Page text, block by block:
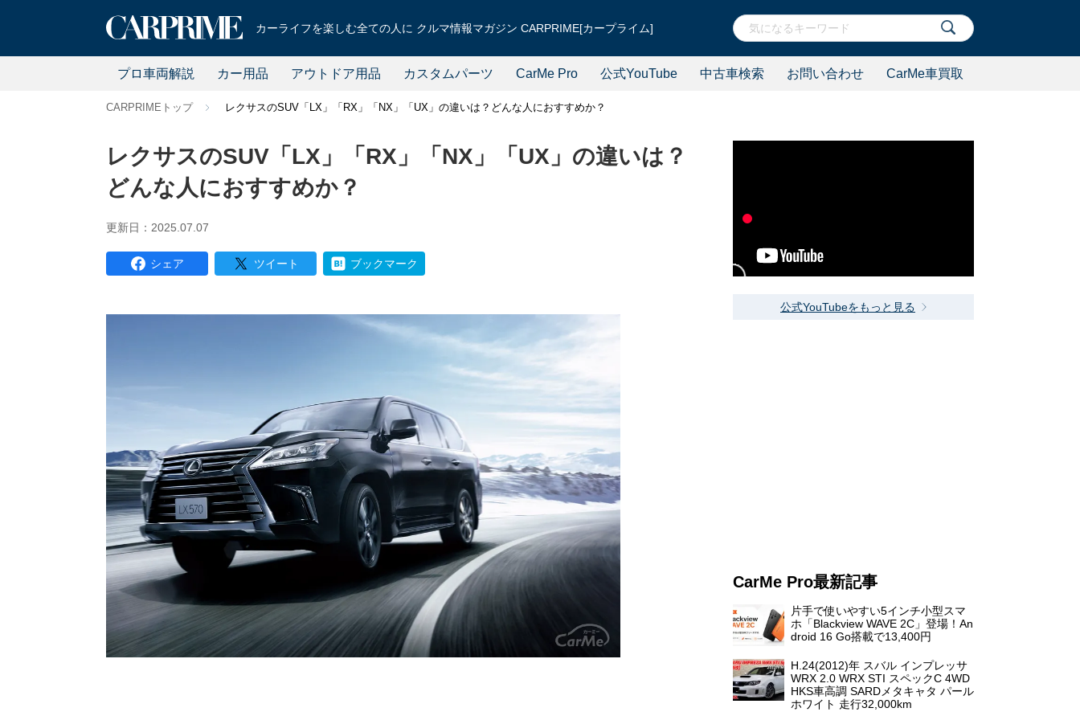
カーライフを楽しむ全ての人に クルマ情報マガジン CARPRIME[カープライム]
プロ車両解説 カー用品 アウトドア用品 カスタムパーツ CarMe Pro 公式YouTube 中古車検索 お問い合わせ CarMe車買取
CARPRIMEトップ レクサスのSUV「LX」「RX」「NX」「UX」の違いは？どんな人におすすめか？
レクサスのSUV「LX」「RX」「NX」「UX」の違いは？
どんな人におすすめか？
更新日：2025.07.07
シェア ツイート ブックマーク
公式YouTubeをもっと見る
CarMe Pro最新記事
片手で使いやすい5インチ小型スマ
ホ「Blackview WAVE 2C」登場！An
droid 16 Go搭載で13,400円
H.24(2012)年 スバル インプレッサ
WRX 2.0 WRX STI スペックC 4WD
HKS車高調 SARDメタキャタ パール
ホワイト 走行32,000km